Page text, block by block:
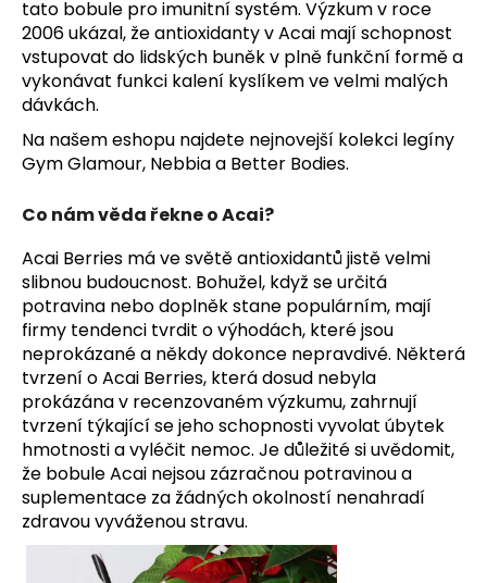
tato bobule pro imunitní systém. Výzkum v roce
2006 ukázal, že antioxidanty v Acai mají schopnost
vstupovat do lidských buněk v plně funkční formě a
vykonávat funkci kalení kyslíkem ve velmi malých
dávkách.
Na našem eshopu najdete nejnovejší kolekci legíny
Gym Glamour, Nebbia a Better Bodies.
Co nám věda řekne o Acai?
Acai Berries má ve světě antioxidantů jistě velmi
slibnou budoucnost. Bohužel, když se určitá
potravina nebo doplněk stane populárním, mají
firmy tendenci tvrdit o výhodách, které jsou
neprokázané a někdy dokonce nepravdivé. Některá
tvrzení o Acai Berries, která dosud nebyla
prokázána v recenzovaném výzkumu, zahrnují
tvrzení týkající se jeho schopnosti vyvolat úbytek
hmotnosti a vyléčit nemoc. Je důležité si uvědomit,
že bobule Acai nejsou zázračnou potravinou a
suplementace za žádných okolností nenahradí
zdravou vyváženou stravu.